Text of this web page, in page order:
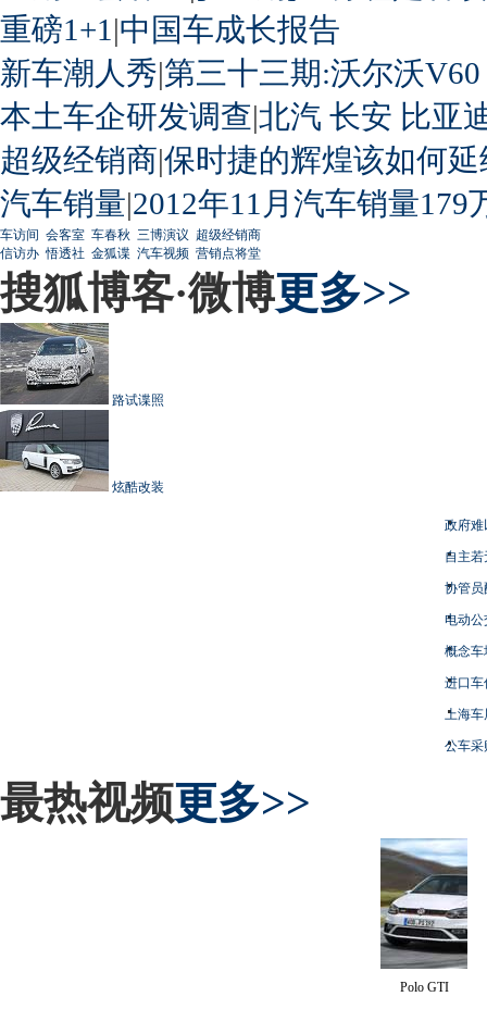
重磅1+1 |中国车成长报告
新车潮人秀|第三十三期:沃尔沃
本土车企研发调查|北汽 长安 比亚
超级经销商|保时捷的辉煌该如何延
汽车销量|2012年11月汽车销量179
车访间 会客室 车春秋 三博演议 超级经销商
信访办 悟透社 金狐谍 汽车视频 营销点将堂
搜狐博客·微博更多>>
路试谍照
炫酷改装
政府难
自主
协管员
电动
概念车
进口车
上海
公车采
最热视频更多>>
Polo GTI